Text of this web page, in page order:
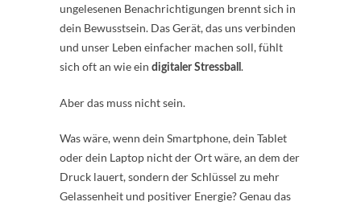
ungelesenen Benachrichtigungen brennt sich in
dein Bewusstsein. Das Gerät, das uns verbinden
und unser Leben einfacher machen soll, fühlt
sich oft an wie ein digitaler Stressball .
Aber das muss nicht sein.
Was wäre, wenn dein Smartphone, dein Tablet
oder dein Laptop nicht der Ort wäre, an dem der
Druck lauert, sondern der Schlüssel zu mehr
Gelassenheit und positiver Energie? Genau das